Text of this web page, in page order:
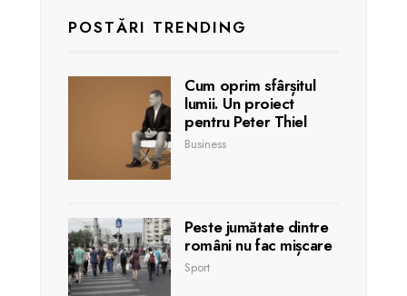
POSTĂRI TRENDING
Cum oprim sfârșitul
lumii. Un proiect
pentru Peter Thiel
Business
Peste jumătate dintre
români nu fac mișcare
Sport